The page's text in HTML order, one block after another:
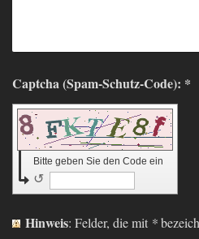
Captcha (Spam-Schutz-Code): *
Bitte geben Sie den Code ein
↺
Hinweis : Felder, die mit *